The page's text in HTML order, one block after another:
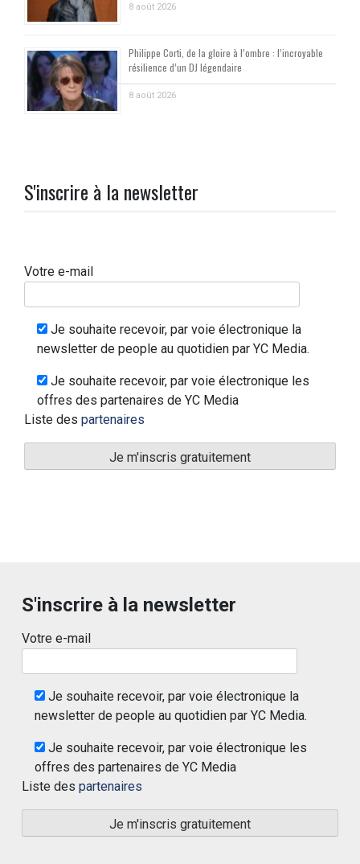
8 août 2026
Philippe Corti, de la gloire à l’ombre : l’incroyable
résilience d’un DJ légendaire
8 août 2026
S'inscrire à la newsletter
Votre e-mail
Je souhaite recevoir, par voie électronique la
newsletter de people au quotidien par YC Media.
Je souhaite recevoir, par voie électronique les
offres des partenaires de YC Media
Liste des partenaires
S'inscrire à la newsletter
Votre e-mail
Je souhaite recevoir, par voie électronique la
newsletter de people au quotidien par YC Media.
Je souhaite recevoir, par voie électronique les
offres des partenaires de YC Media
Liste des partenaires